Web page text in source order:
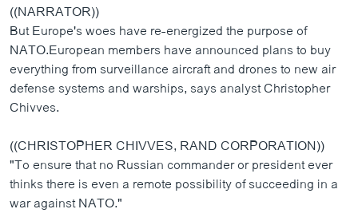
((NARRATOR))
But Europe's woes have re-energized the purpose of
NATO.European members have announced plans to buy
everything from surveillance aircraft and drones to new air
defense systems and warships, says analyst Christopher
Chivves.
((CHRISTOPHER CHIVVES, RAND CORPORATION))
"To ensure that no Russian commander or president ever
thinks there is even a remote possibility of succeeding in a
war against NATO."